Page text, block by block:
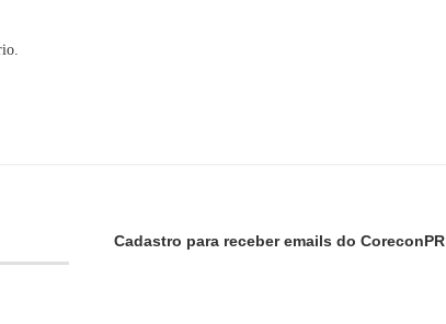
Cadastro para receber emails do CoreconPR